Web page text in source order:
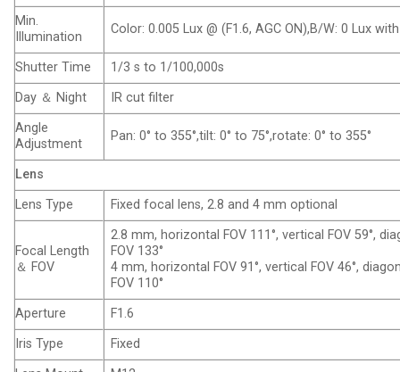
Min.
Illumination
Color: 0.005 Lux @ (F1.6, AGC ON),B/W: 0 Lux
Shutter Time
1/3 s to 1/100,000s
Day ＆ Night
IR cut filter
Angle
Adjustment
Pan: 0° to 355°,tilt: 0° to 75°,rotate: 0° to 355°
Lens
Lens Type
Fixed focal lens, 2.8 and 4 mm optional
Focal Length
＆ FOV
2.8 mm, horizontal FOV 111°, vertical FOV 59°,
FOV 133°
4 mm, horizontal FOV 91°, vertical FOV 46°,
FOV 110°
Aperture
F1.6
Iris Type
Fixed